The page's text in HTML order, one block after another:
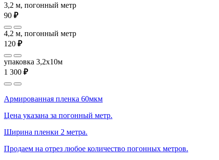
3,2 м, погонный метр
90 ₽
4,2 м, погонный метр
120 ₽
упаковка 3,2x10м
1 300 ₽
Армированная пленка 60мкм
Цена указана за погонный метр.
Ширина пленки 2 метра.
Продаем на отрез любое количество погонных метров.